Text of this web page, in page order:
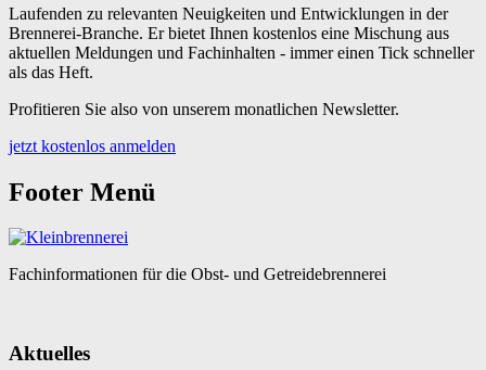
Laufenden zu relevanten Neuigkeiten und Entwicklungen in der
Brennerei-Branche. Er bietet Ihnen kostenlos eine Mischung aus
aktuellen Meldungen und Fachinhalten - immer einen Tick schneller
als das Heft.
Profitieren Sie also von unserem monatlichen Newsletter.
jetzt kostenlos anmelden
Footer Menü
Fachinformationen für die Obst- und Getreidebrennerei
Aktuelles